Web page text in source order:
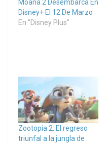
Moana 2 Desembarca En
Disney+ El 12 De Marzo
En "Disney Plus"
Zootopia 2: El regreso
triunfal a la jungla de